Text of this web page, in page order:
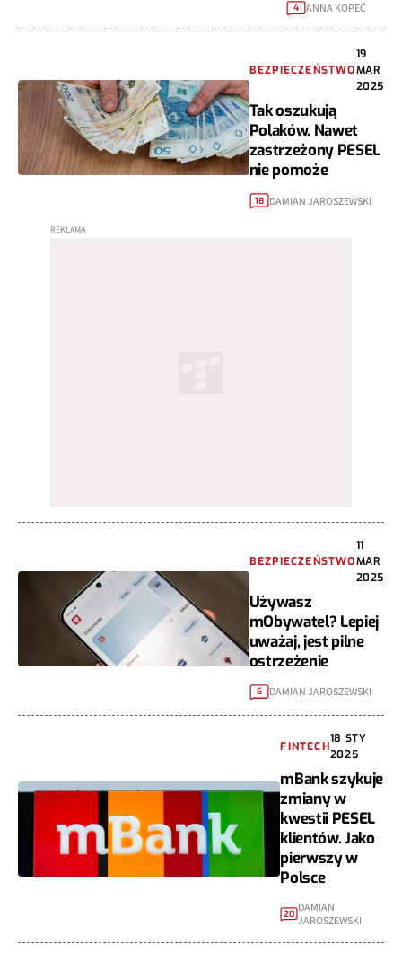
4 ANNA KOPEĆ
BEZPIECZEŃSTWO
19
MAR
2025
Tak oszukują
Polaków. Nawet
zastrzeżony PESEL
nie pomoże
18 DAMIAN JAROSZEWSKI
BEZPIECZEŃSTWO
11
MAR
2025
Używasz
mObywatel? Lepiej
uważaj, jest pilne
ostrzeżenie
6 DAMIAN JAROSZEWSKI
FINTECH
18 STY
2025
mBank szykuje
zmiany w
kwestii PESEL
klientów. Jako
pierwszy w
Polsce
20 DAMIAN
JAROSZEWSKI